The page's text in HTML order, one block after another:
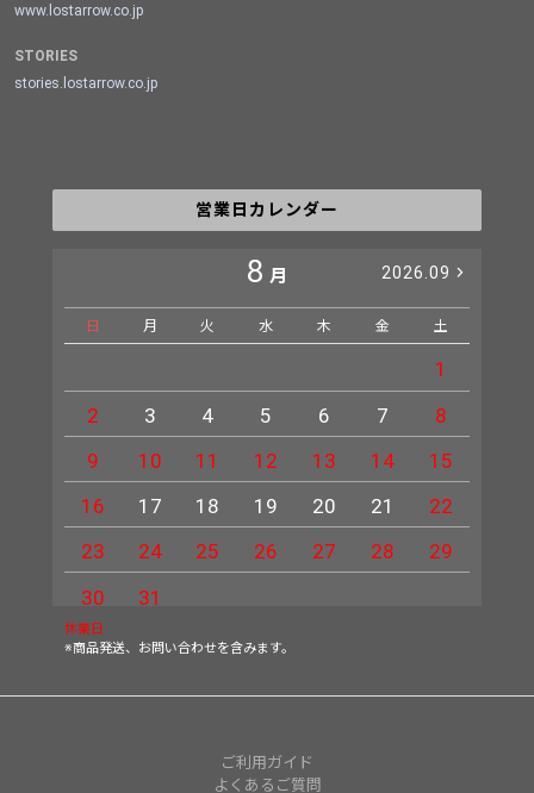
www.lostarrow.co.jp
STORIES
stories.lostarrow.co.jp
営業日カレンダー
8 月 2026.09
日 月 火 水 木 金 土
1
2
3 4 5 6 7
8
9
10 11 12 13 14
15
16
17 18 19 20 21
22
23
24 25 26 27 28
29
30
31
休業日
※商品発送、お問い合わせを含みます。
ご利用ガイド
よくあるご質問